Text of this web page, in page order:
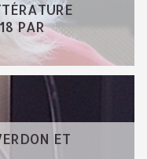
PAR
ET